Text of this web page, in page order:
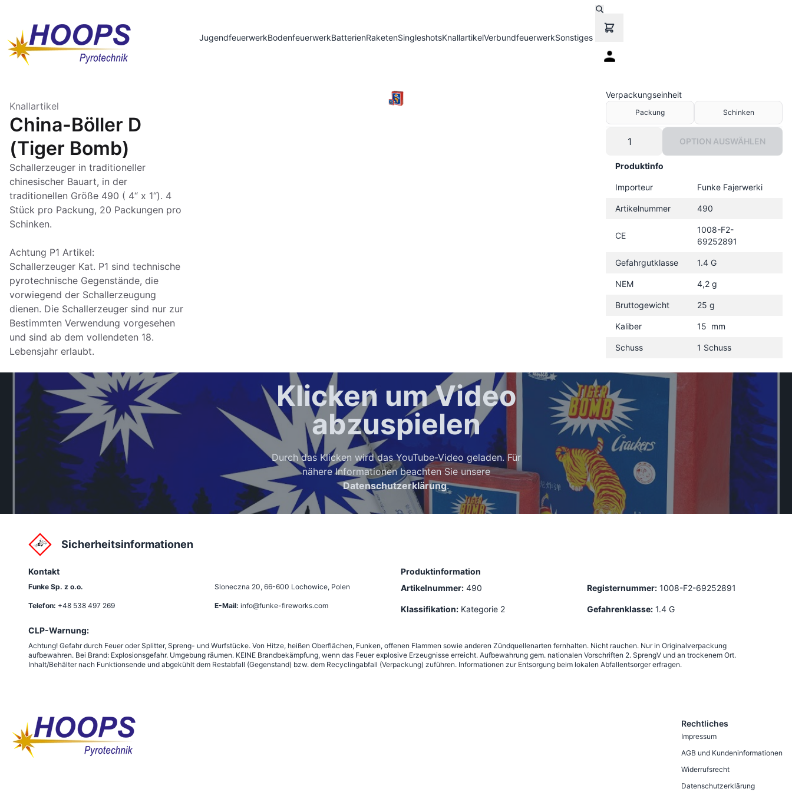
JugendfeuerwerkBodenfeuerwerkBatterienRaketenSingleshotsKnallartikelVerbundfeuerwerkSonstiges
Knallartikel
China-Böller D
(Tiger Bomb)
Schallerzeuger in traditioneller
chinesischer Bauart, in der
traditionellen Größe 490 ( 4“ x 1“). 4
Stück pro Packung, 20 Packungen pro
Schinken.
Achtung P1 Artikel:
Schallerzeuger Kat. P1 sind technische
pyrotechnische Gegenstände, die
vorwiegend der Schallerzeugung
dienen. Die Schallerzeuger sind nur zur
Bestimmten Verwendung vorgesehen
und sind ab dem vollendeten 18.
Lebensjahr erlaubt.
Verpackungseinheit
Packung Schinken
OPTION AUSWÄHLEN
Produktinfo
Importeur Funke Fajerwerki
Artikelnummer 490
CE
1008-F2-
69252891
Gefahrgutklasse 1.4 G
NEM 4,2 g
Bruttogewicht 25 g
Kaliber 15 mm
Schuss 1 Schuss
Klicken um Video
abzuspielen
Durch das Klicken wird das YouTube-Video geladen. Für
nähere Informationen beachten Sie unsere
Datenschutzerklärung.
Sicherheitsinformationen
Kontakt
Funke Sp. z o.o. Sloneczna 20, 66-600 Lochowice, Polen
Telefon: +48 538 497 269 E-Mail: info@funke-fireworks.com
Produktinformation
Artikelnummer: 490 Registernummer: 1008-F2-69252891
Klassifikation: Kategorie 2 Gefahrenklasse: 1.4 G
CLP-Warnung:
Achtung! Gefahr durch Feuer oder Splitter, Spreng- und Wurfstücke. Von Hitze, heißen Oberflächen, Funken, offenen Flammen sowie anderen Zündquellenarten fernhalten. Nicht rauchen. Nur in Originalverpackung
aufbewahren. Bei Brand: Explosionsgefahr. Umgebung räumen. KEINE Brandbekämpfung, wenn das Feuer explosive Erzeugnisse erreicht. Aufbewahrung gem. nationalen Vorschriften 2. SprengV und an trockenem Ort.
Inhalt/Behälter nach Funktionsende und abgekühlt dem Restabfall (Gegenstand) bzw. dem Recyclingabfall (Verpackung) zuführen. Informationen zur Entsorgung beim lokalen Abfallentsorger erfragen.
Rechtliches
Impressum
AGB und Kundeninformationen
Widerrufsrecht
Datenschutzerklärung